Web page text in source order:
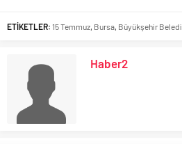
ETİKETLER: 15 Temmuz Bursa Büyükşehir
Haber2